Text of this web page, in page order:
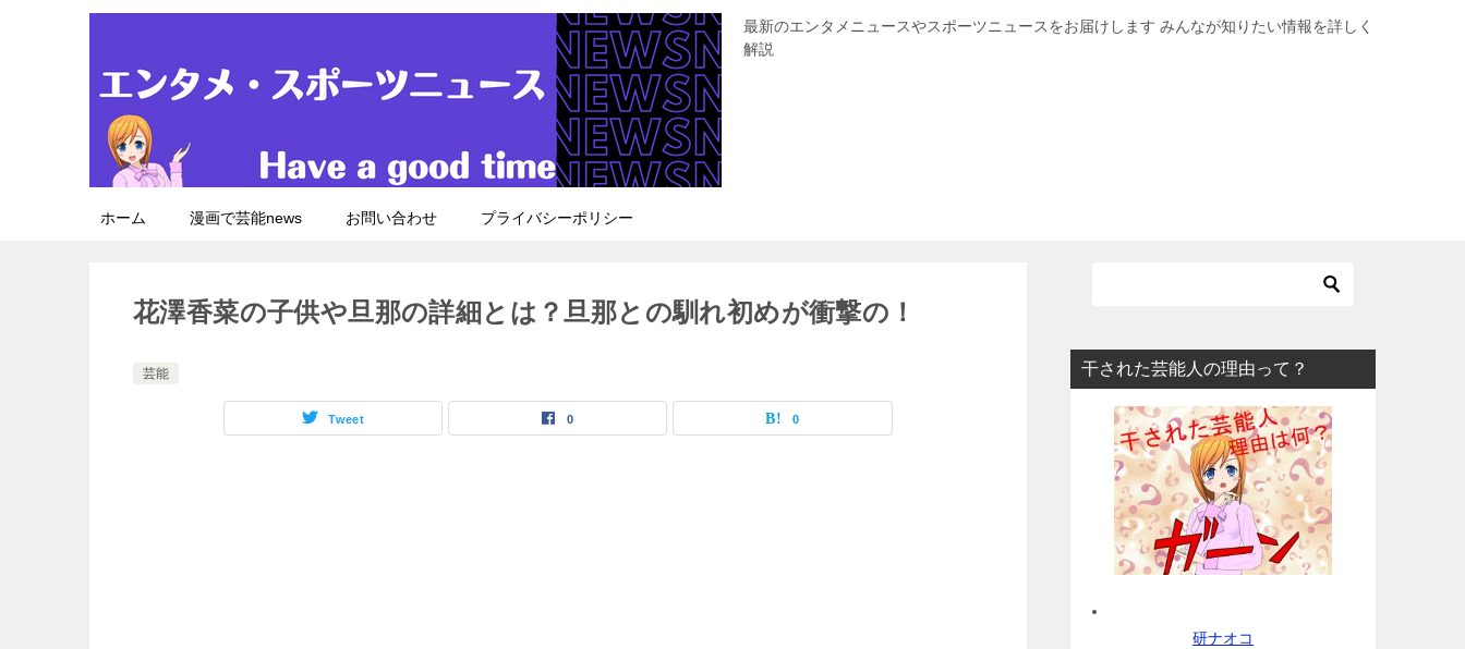
最新のエンタメニュースやスポーツニュースをお届けします みんなが知りたい情報を詳しく
解説
ホーム 漫画で芸能news お問い合わせ プライバシーポリシー
花澤香菜の子供や旦那の詳細とは？旦那との馴れ初めが衝撃の！
芸能
Tweet 0 0
干された芸能人の理由って？
研ナオコ